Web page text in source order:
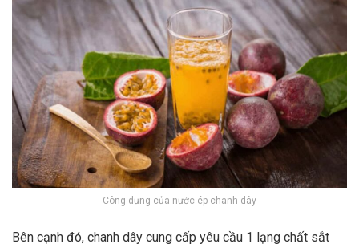
Công dụng của nước ép chanh dây
Bên cạnh đó, chanh dây cung cấp yêu cầu 1 lạng chất sắt